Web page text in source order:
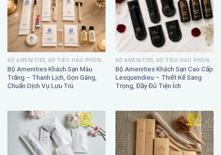
Bộ Amenities Khách Sạn Màu
Trắng – Thanh Lịch, Gọn Gàng,
Chuẩn Dịch Vụ Lưu Trú
Bộ Amenities Khách Sạn Cao Cấp
Lesquendieu – Thiết Kế Sang
Trọng, Đầy Đủ Tiện Ích